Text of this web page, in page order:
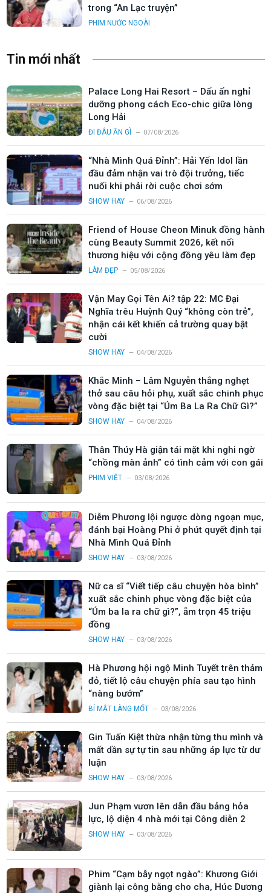
trong “An Lạc truyện”
PHIM NƯỚC NGOÀI
Tin mới nhất
Palace Long Hai Resort – Dấu ấn nghỉ
dưỡng phong cách Eco-chic giữa lòng
Long Hải
ĐI ĐÂU ĂN GÌ 07/08/2026
“Nhà Mình Quá Đỉnh”: Hải Yến Idol lần
đầu đảm nhận vai trò đội trưởng, tiếc
nuối khi phải rời cuộc chơi sớm
SHOW HAY 06/08/2026
Friend of House Cheon Minuk đồng hành
cùng Beauty Summit 2026, kết nối
thương hiệu với cộng đồng yêu làm đẹp
LÀM ĐẸP 05/08/2026
Vận May Gọi Tên Ai? tập 22: MC Đại
Nghĩa trêu Huỳnh Quý “không còn trẻ”,
nhận cái kết khiến cả trường quay bật
cười
SHOW HAY 04/08/2026
Khắc Minh – Lâm Nguyễn thắng nghẹt
thở sau câu hỏi phụ, xuất sắc chinh phục
vòng đặc biệt tại “Úm Ba La Ra Chữ Gì?”
SHOW HAY 04/08/2026
Thân Thúy Hà giận tái mặt khi nghi ngờ
“chồng màn ảnh” có tình cảm với con gái
PHIM VIỆT 03/08/2026
Diễm Phương lội ngược dòng ngoạn mục,
đánh bại Hoàng Phi ở phút quyết định tại
Nhà Mình Quá Đỉnh
SHOW HAY 03/08/2026
Nữ ca sĩ “Viết tiếp câu chuyện hòa bình”
xuất sắc chinh phục vòng đặc biệt của
“Úm ba la ra chữ gì?”, ẵm trọn 45 triệu
đồng
SHOW HAY 03/08/2026
Hà Phương hội ngộ Minh Tuyết trên thảm
đỏ, tiết lộ câu chuyện phía sau tạo hình
“nàng bướm”
BÍ MẬT LÀNG MỐT 03/08/2026
Gin Tuấn Kiệt thừa nhận từng thu mình và
mất dần sự tự tin sau những áp lực từ dư
luận
SHOW HAY 03/08/2026
Jun Phạm vươn lên dẫn đầu bảng hỏa
lực, lộ diện 4 nhà mới tại Công diễn 2
SHOW HAY 03/08/2026
Phim “Cạm bẫy ngọt ngào”: Khương Giới
giành lại công bằng cho cha, Húc Dương